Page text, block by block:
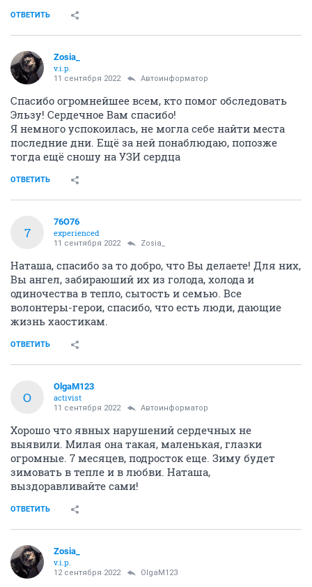
ОТВЕТИТЬ
Zosia_
v.i.p.
11 сентября 2022 Автоинформатор
Спасибо огромнейшее всем, кто помог обследовать
Эльзу! Сердечное Вам спасибо!
Я немного успокоилась, не могла себе найти места
последние дни. Ещё за ней понаблюдаю, попозже
тогда ещё сношу на УЗИ сердца
ОТВЕТИТЬ
7
76О76
experienced
11 сентября 2022 Zosia_
Наташа, спасибо за то добро, что Вы делаете! Для них,
Вы ангел, забираюший их из голода, холода и
одиночества в тепло, сытость и семью. Все
волонтеры-герои, спасибо, что есть люди, дающие
жизнь хаостикам.
ОТВЕТИТЬ
O
OlgaM123
activist
11 сентября 2022 Автоинформатор
Хорошо что явных нарушений сердечных не
выявили. Милая она такая, маленькая, глазки
огромные. 7 месяцев, подросток еще. Зиму будет
зимовать в тепле и в любви. Наташа,
выздоравливайте сами!
ОТВЕТИТЬ
Zosia_
v.i.p.
12 сентября 2022 OlgaM123